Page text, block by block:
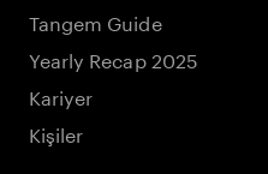
Tangem Guide
Yearly Recap 2025
Kariyer
Kişiler